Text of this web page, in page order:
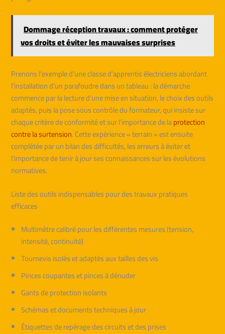
Dommage réception travaux : comment protéger
vos droits et éviter les mauvaises surprises
Prenons l’exemple d’une classe d’apprentis électriciens abordant
l’installation d’un parafoudre dans un tableau : la démarche
commence par la lecture d’une mise en situation, le choix des outils
adaptés, puis la pose sous contrôle du formateur, qui insiste sur
chaque critère de conformité et sur l’importance de laprotection
contre la surtension. Cette expérience « terrain » est ensuite
complétée par un bilan des difficultés, les erreurs à éviter et
l’importance de tenir à jour ses connaissances sur les évolutions
normatives.
Liste des outils indispensables pour des travaux pratiques
efficaces
Multimètre calibré pour les différentes mesures (tension,
intensité, continuité)
Tournevis isolés et adaptés aux tailles des vis
Pinces coupantes et pinces à dénuder
Gants de protection isolants
Schémas et documents techniques à jour
Étiquettes de repérage des circuits et des prises